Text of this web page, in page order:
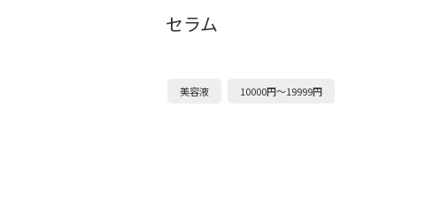
セラム
美容液 10000円～19999円